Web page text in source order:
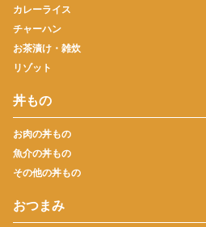
カレーライス
チャーハン
お茶漬け・雑炊
リゾット
丼もの
お肉の丼もの
魚介の丼もの
その他の丼もの
おつまみ